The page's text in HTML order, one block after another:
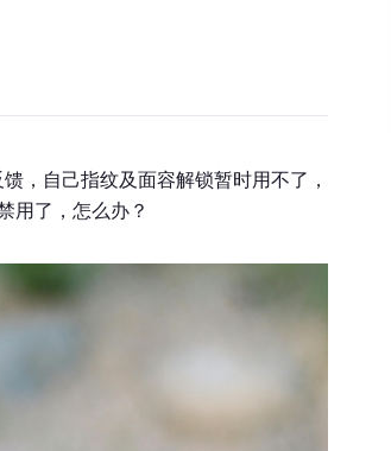
，自己指纹及面容解锁暂时用不了，
用了，怎么办？